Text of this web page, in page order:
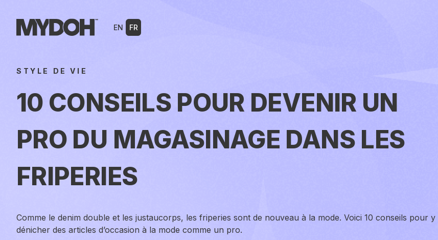
content
EN FR
STYLE DE VIE
10 CONSEILS POUR DEVENIR UN
PRO DU MAGASINAGE DANS LES
FRIPERIES
Comme le denim double et les justaucorps, les friperies sont de nouveau à la mode. Voici 10 conseils pour y
dénicher des articles d’occasion à la mode comme un pro.